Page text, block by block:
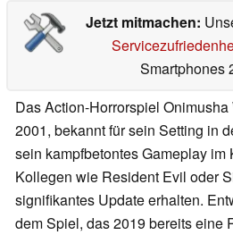
Jetzt mitmachen:
Smartphones
Das Action-Horrorspiel
2001, bekannt für sein Setting in
sein kampfbetontes Gameplay im
Kollegen wie Resident Evil oder
signifikantes Update erhalten.
dem Spiel, das 2019 bereits eine